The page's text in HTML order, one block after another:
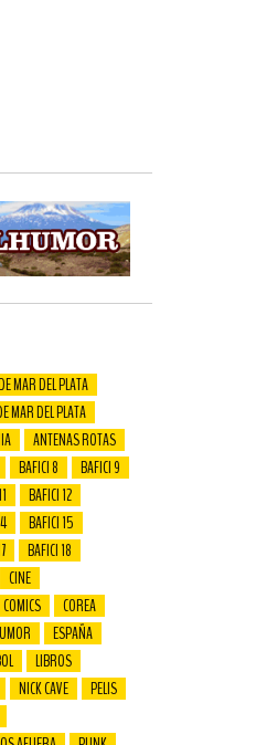
MAR DEL PLATA
MAR DEL PLATA
ANTENAS ROTAS
BAFICI 8
BAFICI 9
BAFICI 12
BAFICI 15
BAFICI 18
CINE
COMICS
COREA
ESPAÑA
LIBROS
NICK CAVE
PELIS